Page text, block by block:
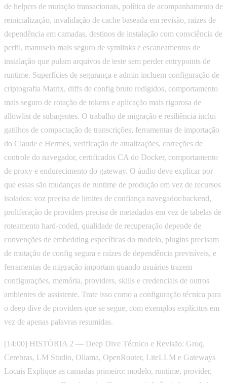
de helpers de mutação transacionais, política de acompanhamento de
reinicialização, invalidação de cache baseada em revisão, raízes de
dependência em camadas, destinos de instalação com consciência de
perfil, manuseio mais seguro de symlinks e escaneamentos de
instalação que pulam arquivos de teste sem perder entrypoints de
runtime. Superfícies de segurança e admin incluem configuração de
criptografia Matrix, diffs de config bruto redigidos, comportamento
mais seguro de rotação de tokens e aplicação mais rigorosa de
allowlist de subagentes. O trabalho de migração e resiliência inclui
gatilhos de compactação de transcrições, ferramentas de importação
do Claude e Hermes, verificação de atualizações, correções de
controle do navegador, certificados CA do Docker, comportamento
de proxy e endurecimento do gateway. O áudio deve explicar por
que essas são mudanças de runtime de produção em vez de recursos
isolados: voz precisa de limites de confiança navegador/backend,
proliferação de providers precisa de metadados em vez de tabelas de
roteamento hard-coded, qualidade de recuperação depende de
convenções de embedding específicas do modelo, plugins precisam
de mutação de config segura e raízes de dependência previsíveis, e
ferramentas de migração importam quando usuários trazem
configurações, memória, providers, skills e credenciais de outros
ambientes de assistente. Trate isso como a configuração técnica para
o deep dive de providers que se segue, com exemplos explícitos em
vez de apenas palavras resumidas.
[14:00] HISTÓRIA 2 — Deep Dive Técnico e Revisão: Groq,
Cerebras, LM Studio, Ollama, OpenRouter, LiteLLM e Gateways
Locais Explique as camadas primeiro: modelo, runtime, provider,